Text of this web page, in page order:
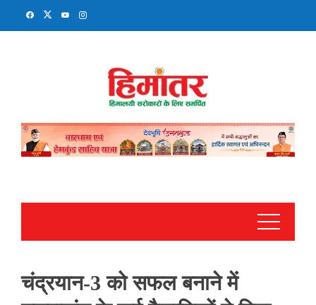
चंद्रयान-3 को सफल बनाने में